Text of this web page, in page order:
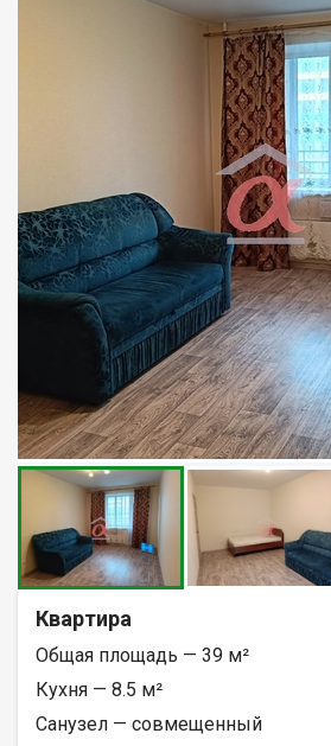
Квартира
Общая площадь — 39 м²
Кухня — 8.5 м²
Санузел — совмещенный